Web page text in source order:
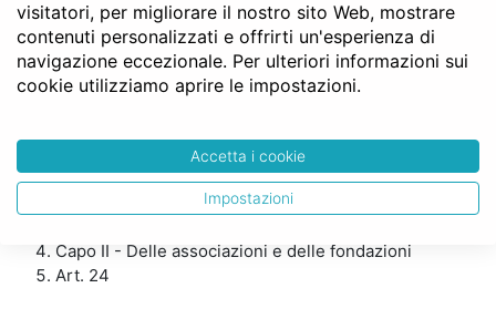
esclusi o che comunque abbiano cessato di
appartenere all'associazione, non possono
ripetere i contributi versati, né hanno alcun
Struttura gerarchica per l'articolo 24 del Codice Civile:
Codice Civile
LIBRO PRIMO - Delle persone e della famiglia
Capo II - Delle associazioni e delle fondazioni
Art. 24
visitatori, per migliorare il nostro sito Web, mostrare
contenuti personalizzati e offrirti un'esperienza di
navigazione eccezionale. Per ulteriori informazioni sui
cookie utilizziamo aprire le impostazioni.
Accetta i cookie
Impostazioni